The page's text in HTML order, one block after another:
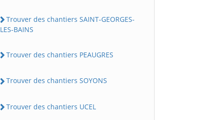
Trouver des chantiers SAINT-GEORGES-
LES-BAINS
Trouver des chantiers PEAUGRES
Trouver des chantiers SOYONS
Trouver des chantiers UCEL